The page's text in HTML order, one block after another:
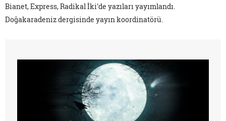
Bianet, Express, Radikal İki'de yazıları yayımlandı.
Doğakaradenizdergisinde yayın koordinatörü.